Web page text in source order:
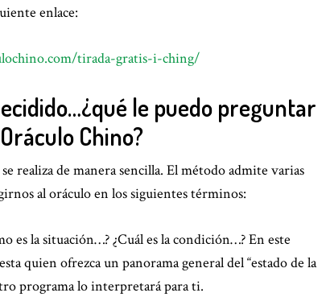
enlace:
tirada-gratis-i-ching/
le puedo preguntar
Chino?
realiza de manera sencilla. El método admite varias
al oráculo en los siguientes términos:
es la situación…? ¿Cuál es la condición…? En este
quien ofrezca un panorama general del “estado de la
programa lo interpretará para ti.